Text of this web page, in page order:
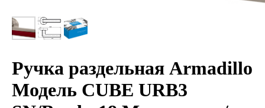
Ручка раздельная Armadillo
Модель CUBE URB3